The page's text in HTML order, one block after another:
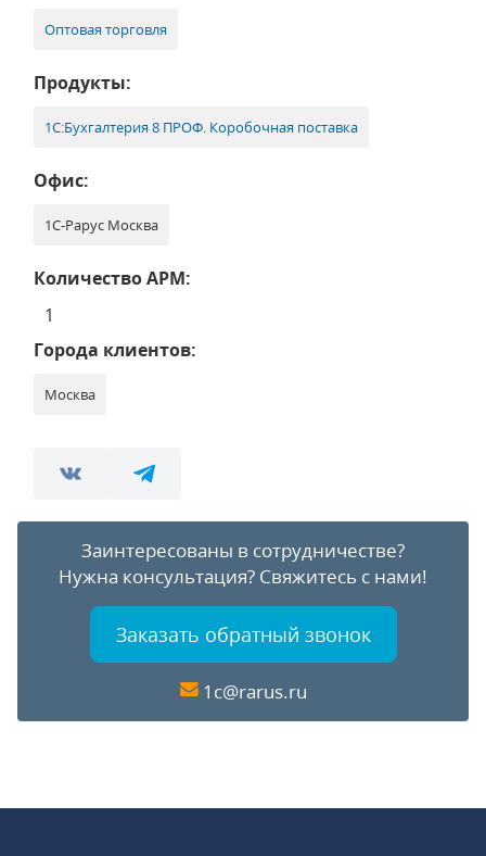
Оптовая торговля
Продукты:
1С:Бухгалтерия 8 ПРОФ. Коробочная поставка
Офис:
1С-Рарус Москва
Количество АРМ:
1
Города клиентов:
Москва
Заинтересованы в сотрудничестве?
Нужна консультация? Свяжитесь с нами!
Заказать обратный звонок
1c@rarus.ru